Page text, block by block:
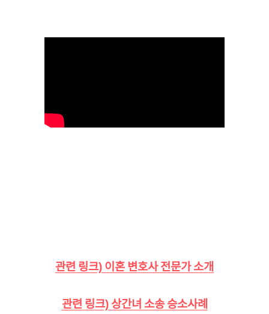
관련 링크) 이혼 변호사 전문가 소개
관련 링크) 상간녀 소송 승소사례